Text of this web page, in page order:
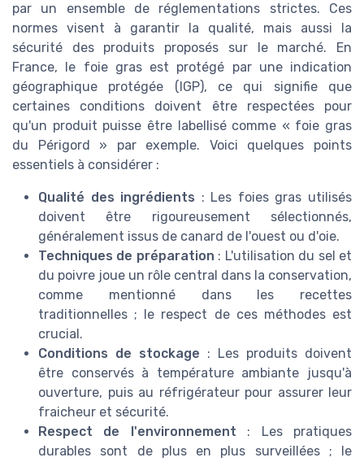
par un ensemble de réglementations strictes. Ces
normes visent à garantir la qualité, mais aussi la
sécurité des produits proposés sur le marché. En
France, le foie gras est protégé par une indication
géographique protégée (IGP), ce qui signifie que
certaines conditions doivent être respectées pour
qu'un produit puisse être labellisé comme « foie gras
du Périgord » par exemple. Voici quelques points
essentiels à considérer :
Qualité des ingrédients : Les foies gras utilisés
doivent être rigoureusement sélectionnés,
généralement issus de canard de l'ouest ou d'oie.
Techniques de préparation : L'utilisation du sel et
du poivre joue un rôle central dans la conservation,
comme mentionné dans les recettes
traditionnelles ; le respect de ces méthodes est
crucial.
Conditions de stockage : Les produits doivent
être conservés à température ambiante jusqu'à
ouverture, puis au réfrigérateur pour assurer leur
fraicheur et sécurité.
Respect de l'environnement : Les pratiques
durables sont de plus en plus surveillées ; le